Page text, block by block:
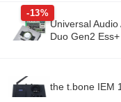
-13%
Universal Audio
Duo Gen2 Ess+
the t.bone IEM